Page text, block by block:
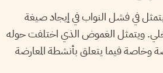
في فشل النواب في إيجاد صيغة
ويتمثل الغموض الذي اختلفت حوله
في تعريفه للمعارضة وخاصة فيما يتعلق بأنشطة المعارضة